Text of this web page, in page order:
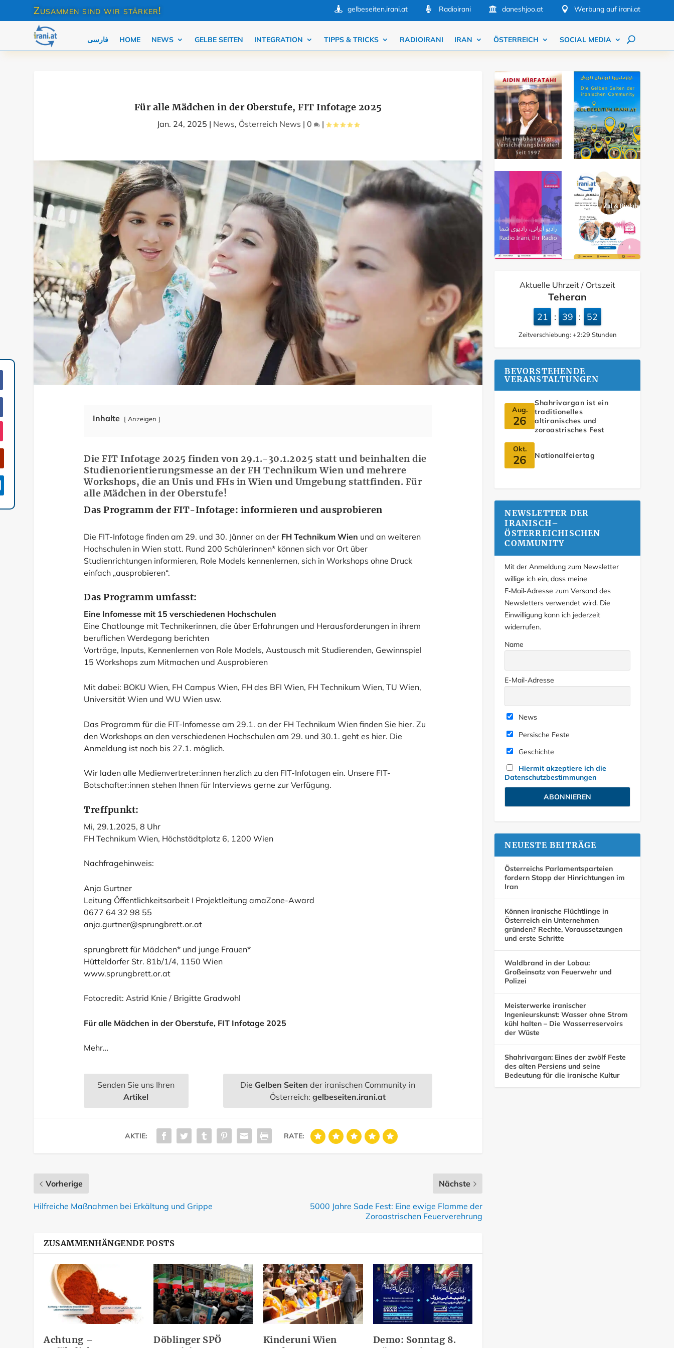
Zusammen sind wir stärker!  gelbeseiten.irani.at  Radioirani  daneshjoo.at  Werbung auf irani.at
فارسی HOME NEWS GELBE SEITEN INTEGRATION TIPPS & TRICKS RADIOIRANI IRAN ÖSTERREICH SOCIAL MEDIA
Für alle Mädchen in der Oberstufe, FIT Infotage 2025
Jan. 24, 2025 | News, Österreich News |0 |
Inhalte Anzeigen
Die FIT Infotage 2025 finden von 29.1.-30.1.2025 statt und beinhalten die
Studienorientierungsmesse an der FH Technikum Wien und mehrere
Workshops, die an Unis und FHs in Wien und Umgebung stattfinden. Für
alle Mädchen in der Oberstufe!
Das Programm der FIT-Infotage: informieren und ausprobieren
Die FIT-Infotage finden am 29. und 30. Jänner an der FH Technikum Wien und an weiteren
Hochschulen in Wien statt. Rund 200 Schülerinnen* können sich vor Ort über
Studienrichtungen informieren, Role Models kennenlernen, sich in Workshops ohne Druck
einfach „ausprobieren“.
Das Programm umfasst:
Eine Infomesse mit 15 verschiedenen Hochschulen
Eine Chatlounge mit Technikerinnen, die über Erfahrungen und Herausforderungen in ihrem
beruflichen Werdegang berichten
Vorträge, Inputs, Kennenlernen von Role Models, Austausch mit Studierenden, Gewinnspiel
15 Workshops zum Mitmachen und Ausprobieren
Mit dabei: BOKU Wien, FH Campus Wien, FH des BFI Wien, FH Technikum Wien, TU Wien,
Universität Wien und WU Wien usw.
Das Programm für die FIT-Infomesse am 29.1. an der FH Technikum Wien finden Sie hier. Zu
den Workshops an den verschiedenen Hochschulen am 29. und 30.1. geht es hier. Die
Anmeldung ist noch bis 27.1. möglich.
Wir laden alle Medienvertreter:innen herzlich zu den FIT-Infotagen ein. Unsere FIT-
Botschafter:innen stehen Ihnen für Interviews gerne zur Verfügung.
Treffpunkt:
Mi, 29.1.2025, 8 Uhr
FH Technikum Wien, Höchstädtplatz 6, 1200 Wien
Nachfragehinweis:
Anja Gurtner
Leitung Öffentlichkeitsarbeit I Projektleitung amaZone-Award
0677 64 32 98 55
anja.gurtner@sprungbrett.or.at
sprungbrett für Mädchen* und junge Frauen*
Hütteldorfer Str. 81b/1/4, 1150 Wien
www.sprungbrett.or.at
Fotocredit: Astrid Knie / Brigitte Gradwohl
Für alle Mädchen in der Oberstufe, FIT Infotage 2025
Mehr…
Senden Sie uns Ihren
Artikel
Die Gelben Seiten der iranischen Community in
Österreich:gelbeseiten.irani.at
AKTIE: RATE:
Vorherige
Hilfreiche Maßnahmen bei Erkältung und Grippe
Nächste
5000 Jahre Sade Fest: Eine ewige Flamme der
Zoroastrischen Feuerverehrung
ZUSAMMENHÄNGENDE POSTS
Achtung –
Döblinger SPÖ
Kinderuni Wien
Demo: Sonntag 8.
Aktuelle Uhrzeit / Ortszeit
Teheran
21 : 39 : 53
Zeitverschiebung: +2:29 Stunden
BEVORSTEHENDE
VERANSTALTUNGEN
Aug.
26
Shahrivargan ist ein
traditionelles
altiranisches und
zoroastrisches Fest
Okt.
26 Nationalfeiertag
NEWSLETTER DER
IRANISCH–
ÖSTERREICHISCHEN
COMMUNITY
Mit der Anmeldung zum Newsletter
willige ich ein, dass meine
E‑Mail‑Adresse zum Versand des
Newsletters verwendet wird. Die
Einwilligung kann ich jederzeit
widerrufen.
Name
E-Mail-Adresse
News
Persische Feste
Geschichte
Hiermit akzeptiere ich die
Datenschutzbestimmungen
NEUESTE BEITRÄGE
Österreichs Parlamentsparteien
fordern Stopp der Hinrichtungen im
Iran
Können iranische Flüchtlinge in
Österreich ein Unternehmen
gründen? Rechte, Voraussetzungen
und erste Schritte
Waldbrand in der Lobau:
Großeinsatz von Feuerwehr und
Polizei
Meisterwerke iranischer
Ingenieurskunst: Wasser ohne Strom
kühl halten – Die Wasserreservoirs
der Wüste
Shahrivargan: Eines der zwölf Feste
des alten Persiens und seine
Bedeutung für die iranische Kultur